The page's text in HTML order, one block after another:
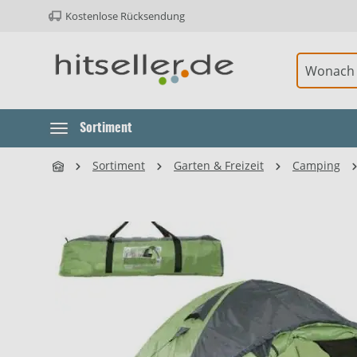
Hauptnavigation springen
Kostenlose Rücksendung
Sortiment
Sortiment Garten & Freizeit Camping